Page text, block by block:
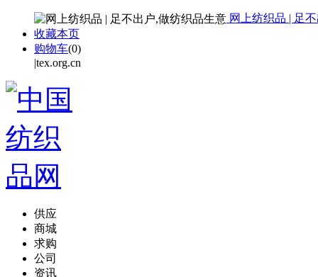
网上纺织品 | 足
收藏本页
购物车(0)
|tex.org.cn
供应
商城
求购
公司
资讯